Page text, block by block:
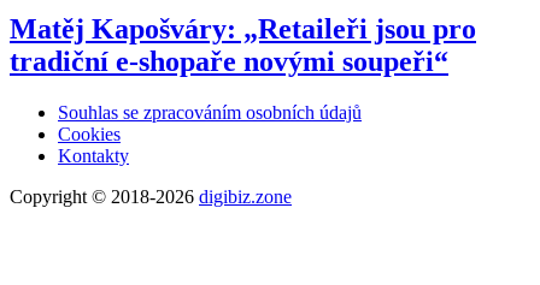
Matěj Kapošváry: „Retaileři jsou pro
tradiční e-shopaře novými soupeři“
Souhlas se zpracováním osobních údajů
Cookies
Kontakty
Copyright © 2018-2026 digibiz.zone